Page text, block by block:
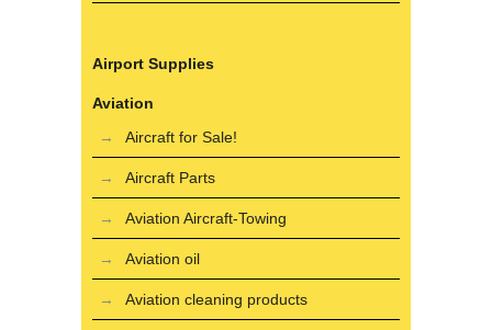
Airport Supplies
Aviation
Aircraft for Sale!
Aircraft Parts
Aviation Aircraft-Towing
Aviation oil
Aviation cleaning products